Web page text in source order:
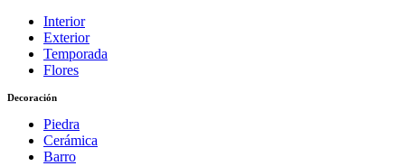
Interior
Exterior
Temporada
Flores
Decoración
Piedra
Cerámica
Barro